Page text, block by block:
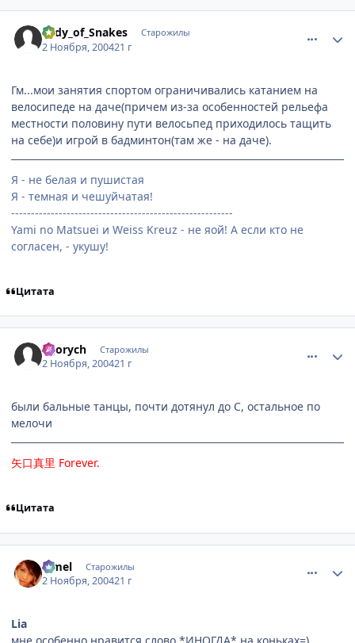
Lady_of_Snakes Старожилы
2 Ноября, 200421 г
Гм...мои занятия спортом ограничивались катанием на
велосипеде на даче(причем из-за особенностей рельефа
местности половину пути велосьпед приходилось тащить
на себе)и игрой в бадминтон(там же - на даче).
Я - не белая и пушистая
Я - темная и чешуйчатая!
--------------------------------------------------------
Yami no Matsuei и Weiss Kreuz - не яой! А если кто не
согласен, - укушу!
Цитата
Egorych Старожилы
2 Ноября, 200421 г
были бальные танцы, почти дотянул до С, остальное по
мелочи
矢口真里 Forever.
Цитата
Limel Старожилы
2 Ноября, 200421 г
Lia